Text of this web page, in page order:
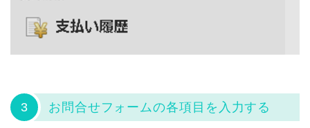
3 お問合せフォームの各項目を入力する